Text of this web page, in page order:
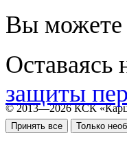
Вы можете
Оставаясь
защиты
Принять все Только
© 2013—2026 КСК